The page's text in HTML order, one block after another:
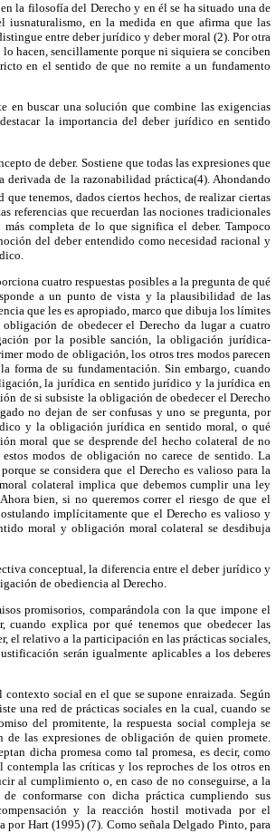
la filosofía del Derecho y en él se ha situado una de
en la medida en que afirma que las
entre deber jurídico y deber moral (2). Por otra
hacen, sencillamente porque ni siquiera se conciben
en el sentido de que no remite a un fundamento
buscar una solución que combine las exigencias
la importancia del deber jurídico en sentido
de deber. Sostiene que todas las expresiones que
de la razonabilidad práctica(4). Ahondando
tenemos, dados ciertos hechos, de realizar ciertas
referencias que recuerdan las nociones tradicionales
completa de lo que significa el deber. Tampoco
del deber entendido como necesidad racional y
cuatro respuestas posibles a la pregunta de qué
a un punto de vista y la plausibilidad de las
que les es apropiado, marco que dibuja los límites
de obedecer el Derecho da lugar a cuatro
por la posible sanción, la obligación jurídica-
modo de obligación, los otros tres modos parecen
de su fundamentación. Sin embargo, cuando
la jurídica en sentido jurídico y la jurídica en
de si subsiste la obligación de obedecer el Derecho
no dejan de ser confusas y uno se pregunta, por
y la obligación jurídica en sentido moral, o qué
moral que se desprende del hecho colateral de no
modos de obligación no carece de sentido. La
se considera que el Derecho es valioso para la
colateral implica que debemos cumplir una ley
bien, si no queremos correr el riesgo de que el
implícitamente que el Derecho es valioso y
moral y obligación moral colateral se desdibuja
conceptual, la diferencia entre el deber jurídico y
de obediencia al Derecho.
promisorios, comparándola con la que impone el
cuando explica por qué tenemos que obedecer las
el relativo a la participación en las prácticas sociales,
serán igualmente aplicables a los deberes
social en el que se supone enraizada. Según
una red de prácticas sociales en la cual, cuando se
del promitente, la respuesta social compleja se
de las expresiones de obligación de quien promete.
dicha promesa como tal promesa, es decir, como
contempla las críticas y los reproches de los otros en
al cumplimiento o, en caso de no conseguirse, a la
conformarse con dicha práctica cumpliendo sus
y la reacción hostil motivada por el
Hart (1995) (7). Como señala Delgado Pinto, para